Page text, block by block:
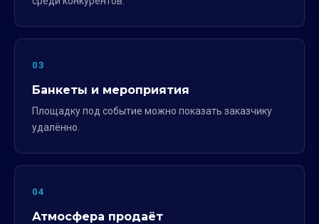
03
Банкеты и мероприятия
Площадку под событие можно показать заказчику
удалённо.
04
Атмосфера продаёт